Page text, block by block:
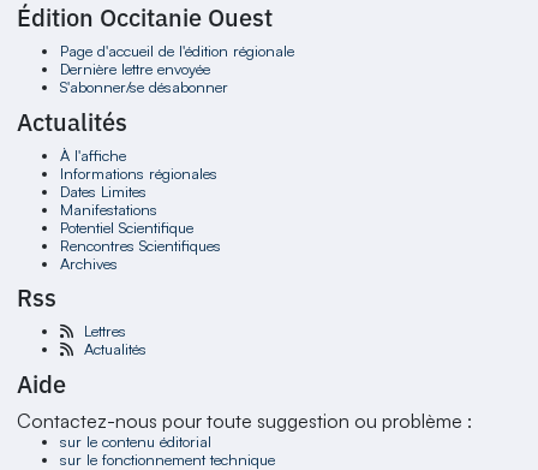
Édition Occitanie Ouest
Page d'accueil de l'édition régionale
Dernière lettre envoyée
S'abonner/se désabonner
Actualités
À l'affiche
Informations régionales
Dates Limites
Manifestations
Potentiel Scientifique
Rencontres Scientifiques
Archives
Rss
Lettres
Actualités
Aide
Contactez-nous pour toute suggestion ou problème :
sur le contenu éditorial
sur le fonctionnement technique